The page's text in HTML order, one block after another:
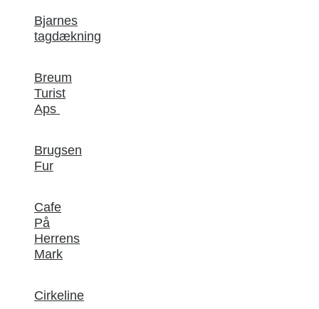
Bjarnes
tagdækning
Breum
Turist
Aps
Brugsen
Fur
Cafe
På
Herrens
Mark
Cirkeline